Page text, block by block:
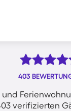
403
verifizierten